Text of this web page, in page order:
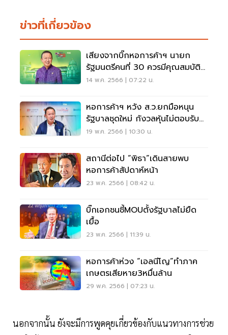
ข่าวที่เกี่ยวข้อง
เสียงจากบิ๊กหอการค้าฯ นายก
รัฐมนตรีคนที่ 30 ควรมีคุณสมบัติ
อย่างไร?
14 พ.ค. 2566 | 07:22 น.
หอการค้าฯ หวัง ส.ว.ยกมือหนุน
รัฐบาลชุดใหม่ กังวลหุ้นไม่ตอบรับ
ผลเลือกตั้ง
19 พ.ค. 2566 | 10:30 น.
สถานีต่อไป “พิธา”เดินสายพบ
หอการค้าสัปดาห์หน้า
23 พ.ค. 2566 | 08:42 น.
บิ๊กเอกชนชี้MOUตั้งรัฐบาลไม่ยืด
เยื้อ
23 พ.ค. 2566 | 11:39 น.
หอการค้าห่วง “เอลนีโญ”ทำภาค
เกษตรเสียหาย3หมื่นล้าน
29 พ.ค. 2566 | 07:23 น.
นอกจากนั้น ยังจะมีการพูดคุยเกี่ยวข้องกับแนวทางการช่วย